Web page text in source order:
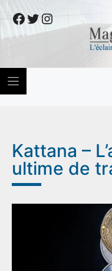
to
content
Facebook
Twitter
Instagram
Kattana –
ultime de